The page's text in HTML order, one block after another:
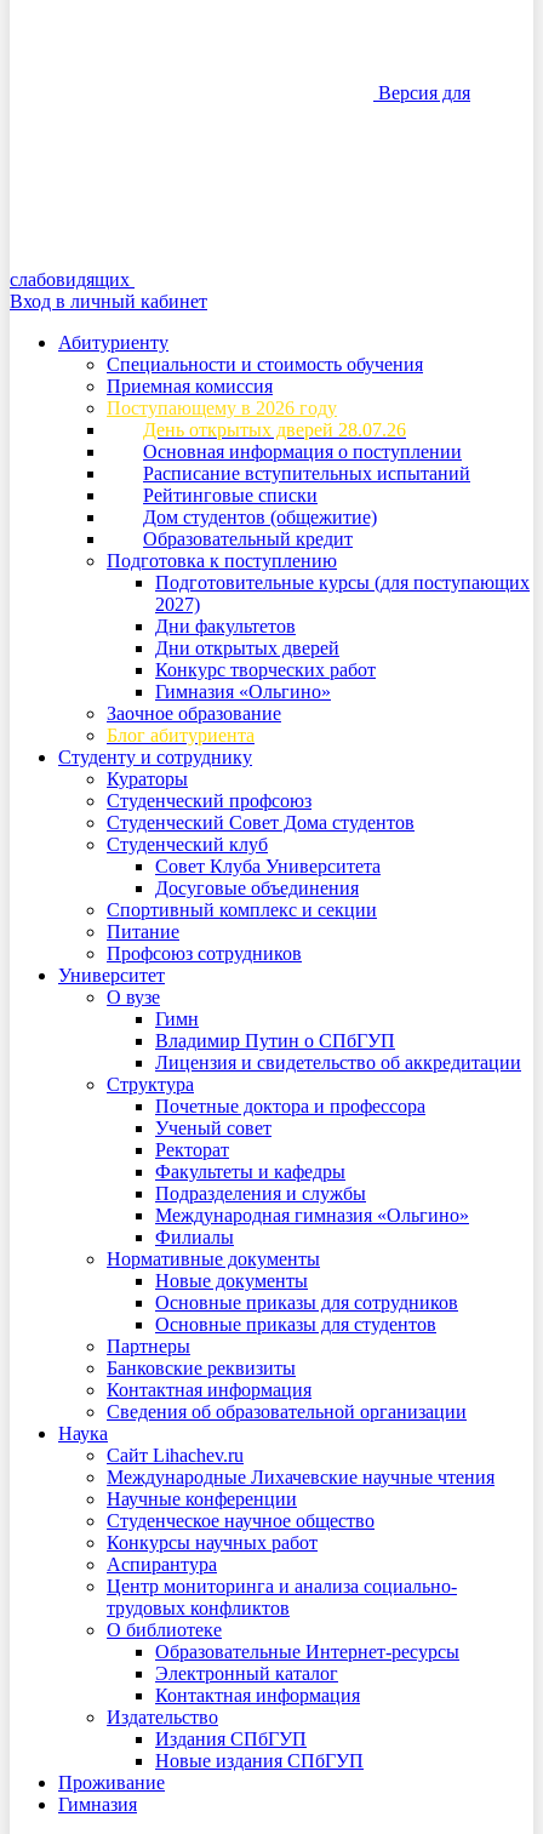
Версия для
слабовидящих
Вход в личный кабинет
Абитуриенту
Специальности и стоимость обучения
Приемная комиссия
Поступающему в 2026 году
День открытых дверей 28.07.26
Основная информация о поступлении
Расписание вступительных испытаний
Рейтинговые списки
Дом студентов (общежитие)
Образовательный кредит
Подготовка к поступлению
Подготовительные курсы (для поступающих
2027)
Дни факультетов
Дни открытых дверей
Конкурс творческих работ
Гимназия «Ольгино»
Заочное образование
Блог абитуриента
Студенту и сотруднику
Кураторы
Студенческий профсоюз
Студенческий Совет Дома студентов
Студенческий клуб
Совет Клуба Университета
Досуговые объединения
Спортивный комплекс и секции
Питание
Профсоюз сотрудников
Университет
О вузе
Гимн
Владимир Путин о СПбГУП
Лицензия и свидетельство об аккредитации
Структура
Почетные доктора и профессора
Ученый совет
Ректорат
Факультеты и кафедры
Подразделения и службы
Международная гимназия «Ольгино»
Филиалы
Нормативные документы
Новые документы
Основные приказы для сотрудников
Основные приказы для студентов
Партнеры
Банковские реквизиты
Контактная информация
Сведения об образовательной организации
Наука
Сайт Lihachev.ru
Международные Лихачевские научные чтения
Научные конференции
Студенческое научное общество
Конкурсы научных работ
Аспирантура
Центр мониторинга и анализа социально-
трудовых конфликтов
О библиотеке
Образовательные Интернет-ресурсы
Электронный каталог
Контактная информация
Издательство
Издания СПбГУП
Новые издания СПбГУП
Проживание
Гимназия